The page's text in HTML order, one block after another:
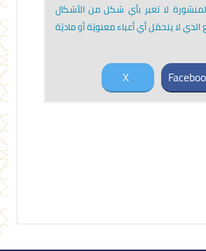
لا تعبر بأي شكل من الأشكال
لا يتحمّل أي أعباء معنويّة أو ماديّة
X